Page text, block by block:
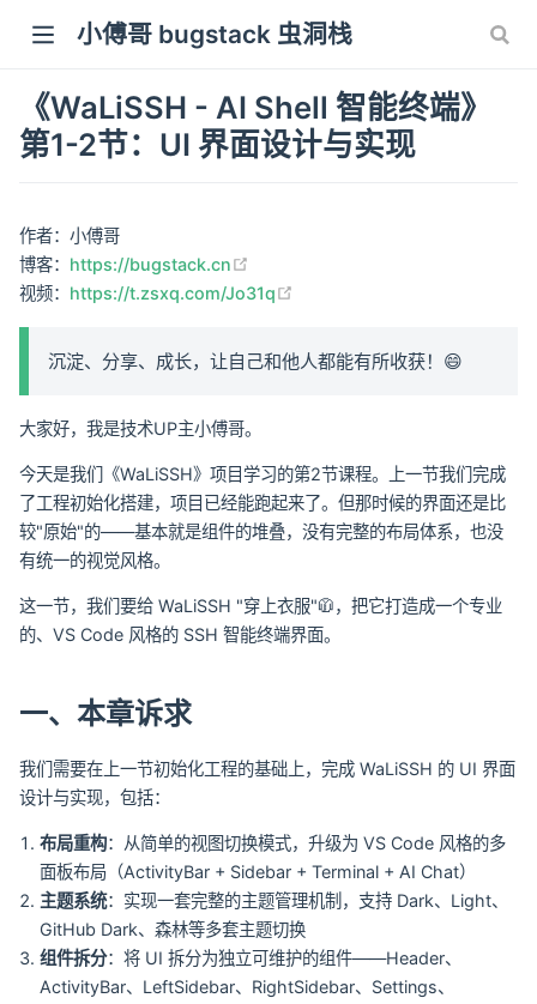
小傅哥 bugstack 虫洞栈
《WaLiSSH - AI Shell 智能终端》
第1-2节：UI 界面设计与实现
作者：小傅哥
博客： https://bugstack.cn
视频： https://t.zsxq.com/Jo31q
沉淀、分享、成长，让自己和他人都能有所收获！😄
大家好，我是技术UP主小傅哥。
今天是我们《WaLiSSH》项目学习的第2节课程。上一节我们完成
了工程初始化搭建，项目已经能跑起来了。但那时候的界面还是比
较"原始"的——基本就是组件的堆叠，没有完整的布局体系，也没
有统一的视觉风格。
这一节，我们要给 WaLiSSH "穿上衣服"🧥，把它打造成一个专业
的、VS Code 风格的 SSH 智能终端界面。
一、本章诉求
我们需要在上一节初始化工程的基础上，完成 WaLiSSH 的 UI 界面
设计与实现，包括：
布局重构：从简单的视图切换模式，升级为 VS Code 风格的多
面板布局（ActivityBar + Sidebar + Terminal + AI Chat）
主题系统：实现一套完整的主题管理机制，支持 Dark、Light、
GitHub Dark、森林等多套主题切换
组件拆分：将 UI 拆分为独立可维护的组件——Header、
ActivityBar、LeftSidebar、RightSidebar、Settings、